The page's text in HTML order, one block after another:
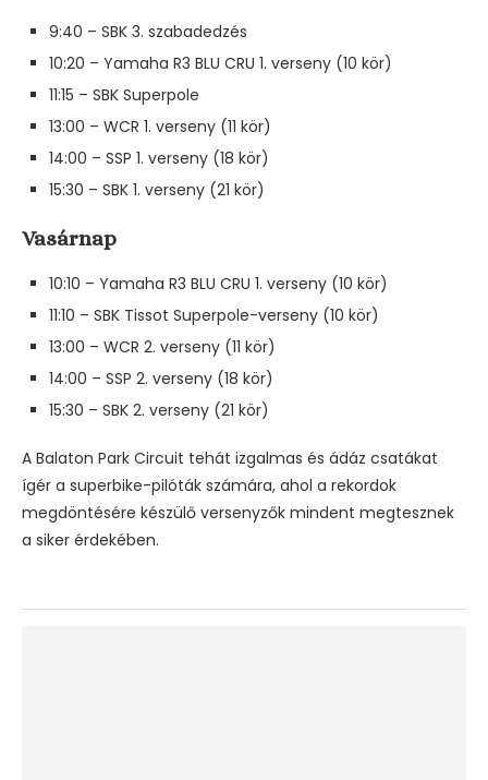
9:40 – SBK 3. szabadedzés
10:20 – Yamaha R3 BLU CRU 1. verseny (10 kör)
11:15 – SBK Superpole
13:00 – WCR 1. verseny (11 kör)
14:00 – SSP 1. verseny (18 kör)
15:30 – SBK 1. verseny (21 kör)
Vasárnap
10:10 – Yamaha R3 BLU CRU 1. verseny (10 kör)
11:10 – SBK Tissot Superpole-verseny (10 kör)
13:00 – WCR 2. verseny (11 kör)
14:00 – SSP 2. verseny (18 kör)
15:30 – SBK 2. verseny (21 kör)
A Balaton Park Circuit tehát izgalmas és ádáz csatákat
ígér a superbike-pilóták számára, ahol a rekordok
megdöntésére készülő versenyzők mindent megtesznek
a siker érdekében.